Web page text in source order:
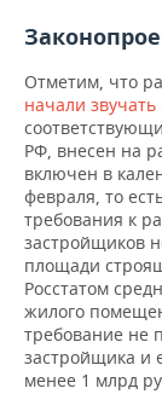
Отметим, что
начали звучать
РФ, внесен на
включен в
февраля, то
требования к
застройщиков
площади
Росстатом
жилого
требование не
застройщика и
менее 1 млрд